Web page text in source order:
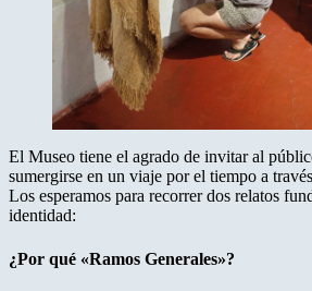
El Museo tiene el agrado de invitar al
sumergirse en un viaje por el tiempo a
Los esperamos para recorrer dos relatos
identidad:
¿Por qué «Ramos Generales»?